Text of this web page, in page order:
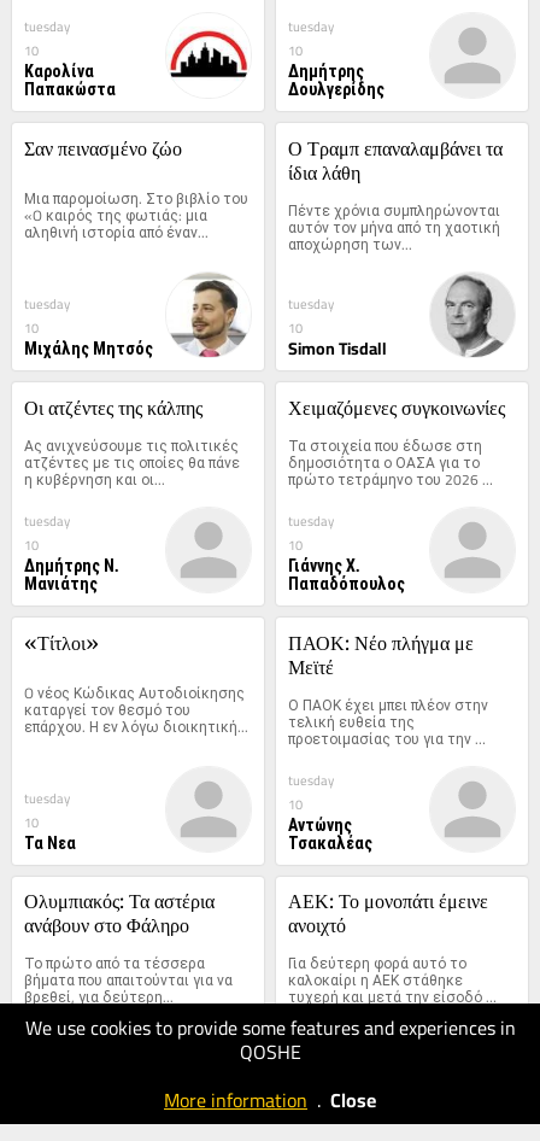
We use cookies to provide some features and experiences in
QOSHE
More information . Close
tuesday
10
Καρολίνα
Παπακώστα
tuesday
10
Δημήτρης
Δουλγερίδης
Σαν πεινασμένο ζώο
Μια παρομοίωση. Στο βιβλίο του
«O καιρός της φωτιάς: μια
αληθινή ιστορία από έναν...
tuesday
10
Μιχάλης Μητσός
Ο Τραμπ επαναλαμβάνει τα
ίδια λάθη
Πέντε χρόνια συμπληρώνονται
αυτόν τον μήνα από τη χαοτική
αποχώρηση των...
tuesday
10
Simon Tisdall
Οι ατζέντες της κάλπης
Ας ανιχνεύσουμε τις πολιτικές
ατζέντες με τις οποίες θα πάνε
η κυβέρνηση και οι...
tuesday
10
Δημήτρης Ν.
Μανιάτης
Χειμαζόμενες συγκοινωνίες
Τα στοιχεία που έδωσε στη
δημοσιότητα ο ΟΑΣΑ για το
πρώτο τετράμηνο του 2026
είναι...
tuesday
10
Γιάννης Χ.
Παπαδόπουλος
«Τίτλοι»
O νέος Κώδικας Αυτοδιοίκησης
καταργεί τον θεσμό του
επάρχου. Η εν λόγω διοικητική...
tuesday
10
Τα Νεα
ΠΑΟΚ: Νέο πλήγμα με
Μεϊτέ
Ο ΠΑΟΚ έχει μπει πλέον στην
τελική ευθεία της
προετοιμασίας του για την
πρώτη...
tuesday
10
Αντώνης
Τσακαλέας
Ολυμπιακός: Τα αστέρια
ανάβουν στο Φάληρο
Το πρώτο από τα τέσσερα
βήματα που απαιτούνται για να
βρεθεί, για δεύτερη...
tuesday
ΑΕΚ: Το μονοπάτι έμεινε
ανοιχτό
Για δεύτερη φορά αυτό το
καλοκαίρι η ΑΕΚ στάθηκε
τυχερή και μετά την είσοδό
της...
tuesday
10
Χατζατογλου